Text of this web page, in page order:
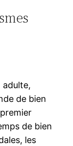
adulte,
de bien
de bien
les